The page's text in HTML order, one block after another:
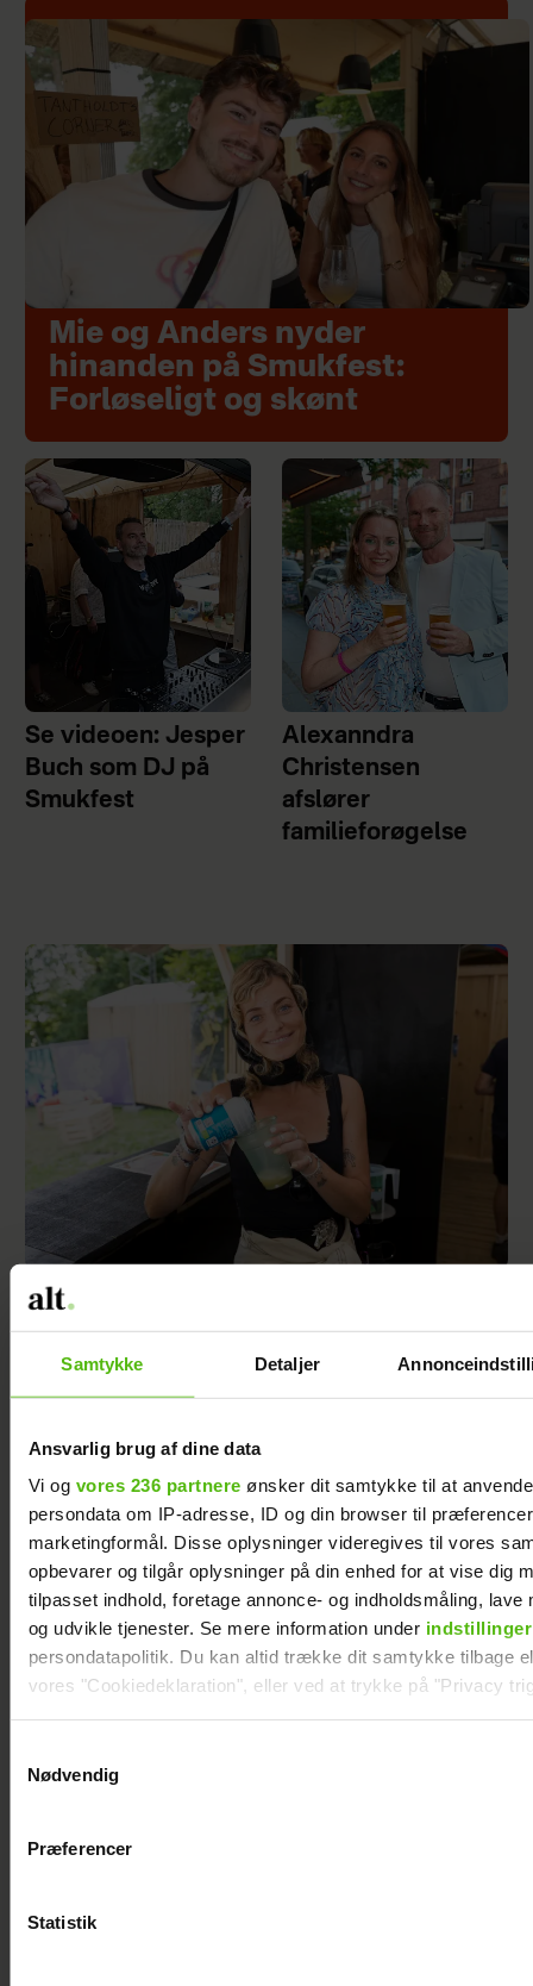
Samtykke Detaljer
Ansvarlig brug af dine data
Vi og vores 236 partnere ønsker dit samtykke til at
persondata om IP-adresse, ID og din browser til
marketingformål. Disse oplysninger videregives til vores
opbevarer og tilgår oplysninger på din enhed for at vise dig
tilpasset indhold, foretage annonce- og indholdsmåling, lave
og udvikle tjenester. Se mere information under indstillinger
persondatapolitik. Du kan altid trække dit samtykke tilbage
vores "Cookiedeklaration", eller ved at trykke på "Privacy
Vi anvender egne cookies og cookies fra tredjeparter til at
generere statistik og huske dine præferencer samt til brug
Nødvendig
Præferencer
Statistik
Mie og Anders nyder
hinanden på Smukfest:
Forløseligt og skønt
Se videoen: Jesper
Buch som DJ på
Smukfest
Alexanndra
Christensen
afslører
familieforøgelse
Sarah Grünewald om nyt TV 2-program: Vi
mangler respekten for de ældre
Se videoen: Simon Kvamm overrasker med
særlig gæst på scenen